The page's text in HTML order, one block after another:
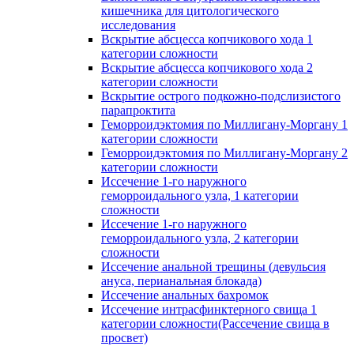
кишечника для цитологического
исследования
Вскрытие абсцесса копчикового хода 1
категории сложности
Вскрытие абсцесса копчикового хода 2
категории сложности
Вскрытие острого подкожно-подслизистого
парапроктита
Геморроидэктомия по Миллигану-Моргану 1
категории сложности
Геморроидэктомия по Миллигану-Моргану 2
категории сложности
Иссечение 1-го наружного
геморроидального узла, 1 категории
сложности
Иссечение 1-го наружного
геморроидального узла, 2 категории
сложности
Иссечение анальной трещины (девульсия
ануса, перианальная блокада)
Иссечение анальных бахромок
Иссечение интрасфинктерного свища 1
категории сложности(Рассечение свища в
просвет)